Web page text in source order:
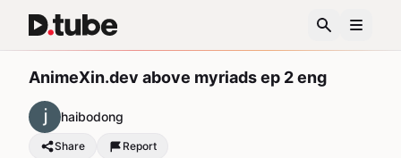
AnimeXin.dev above myriads ep 2 eng
haibodong
Share Report